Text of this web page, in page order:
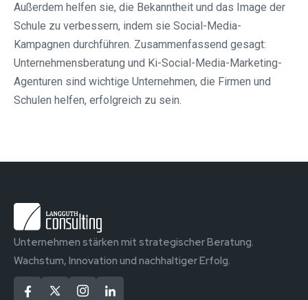
Außerdem helfen sie, die Bekanntheit und das Image der
Schule zu verbessern, indem sie Social-Media-
Kampagnen durchführen. Zusammenfassend gesagt:
Unternehmensberatung und Ki-Social-Media-Marketing-
Agenturen sind wichtige Unternehmen, die Firmen und
Schulen helfen, erfolgreich zu sein.
Unternehmen stärken mit strategischer Beratung.
Wachstum, Innovation und nachhaltiger Erfolg.